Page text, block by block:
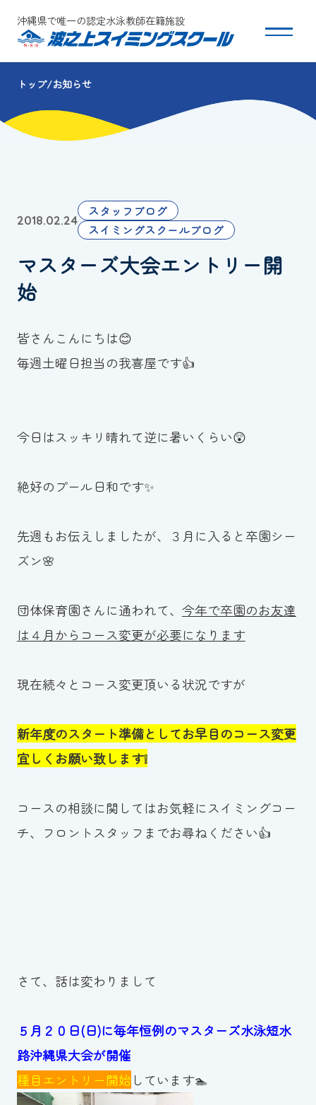
沖縄県で唯一の認定水泳教師在籍施設
スクールについて
コース・クラス紹介
団体会員募集
保護者の方へ
採用情報
お知らせ
Tel.098-863-7264
スイミングスクールの
トップ お知らせ
2018.02.24
スタッフブログ
スイミングスクールブログ
マスターズ大会エントリー開
始
皆さんこんにちは😊
毎週土曜日担当の我喜屋です👍
今日はスッキリ晴れて逆に暑いくらい😲
絶好のプール日和です✨
先週もお伝えしましたが、３月に入ると卒園シー
ズン🌸
団体保育園さんに通われて、 今年で卒園のお友達
は４月からコース変更が必要になります
現在続々とコース変更頂いる状況ですが
新年度のスタート準備としてお早目のコース変更
宜しくお願い致します❕
コースの相談に関してはお気軽にスイミングコー
チ、フロントスタッフまでお尋ねください👍
さて、話は変わりまして
５月２０日(日)に毎年恒例のマスターズ水泳短水
路沖縄県大会が開催
種目エントリー開始 しています🏊